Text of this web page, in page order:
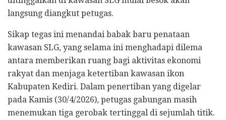
langsung diangkut petugas.
Sikap tegas ini menandai babak baru penataan
kawasan SLG, yang selama ini menghadapi dilema
antara memberikan ruang bagi aktivitas ekonomi
rakyat dan menjaga ketertiban kawasan ikon
Kabupaten Kediri. Dalam penertiban yang digelar
pada Kamis (30/4/2026), petugas gabungan masih
menemukan tiga gerobak tertinggal di sejumlah titik.